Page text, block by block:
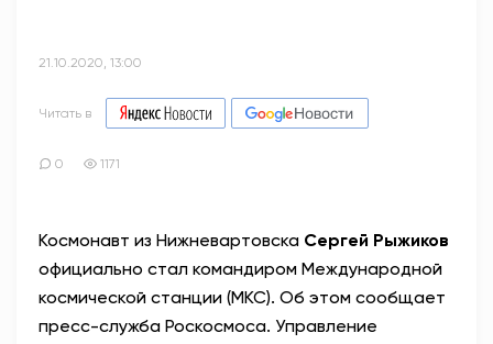
21.10.2020, 13:00
Читать в
0 1171
Космонавт из Нижневартовска Сергей Рыжиков
официально стал командиром Международной
космической станции (МКС). Об этом сообщает
пресс-служба Роскосмоса. Управление